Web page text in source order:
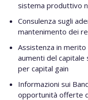
sistema produttivo
Consulenza sugli
mantenimento dei
Assistenza in
aumenti del capitale
per capital gain
Informazioni sui
opportunità offerte